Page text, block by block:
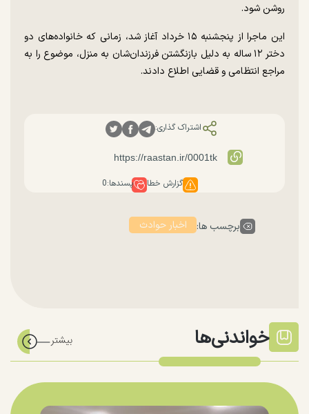
روشن شود.
این ماجرا از پنجشنبه ۱۵ خرداد آغاز شد، زمانی که خانواده‌های دو
دختر ۱۲ ساله به دلیل بازنگشتن فرزندان‌شان به منزل، موضوع را به
مراجع انتظامی و قضایی اطلاع دادند.
اشتراک گذاری:
گزارش خطا پسندها:0
برچسب ها: اخبار حوادث
خواندنی‌ها